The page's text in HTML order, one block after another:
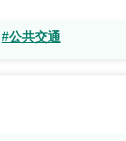
#公共交通